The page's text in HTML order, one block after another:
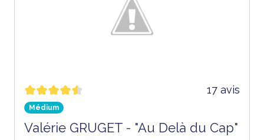
17 avis
Médium
Valérie GRUGET - "Au Delà du Cap"